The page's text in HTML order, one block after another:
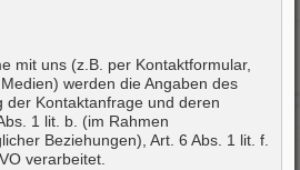
mit uns (z.B. per Kontaktformular,
werden die Angaben des
der Kontaktanfrage und deren
1 lit. b. (im Rahmen
Beziehungen), Art. 6 Abs. 1 lit. f.
verarbeitet.